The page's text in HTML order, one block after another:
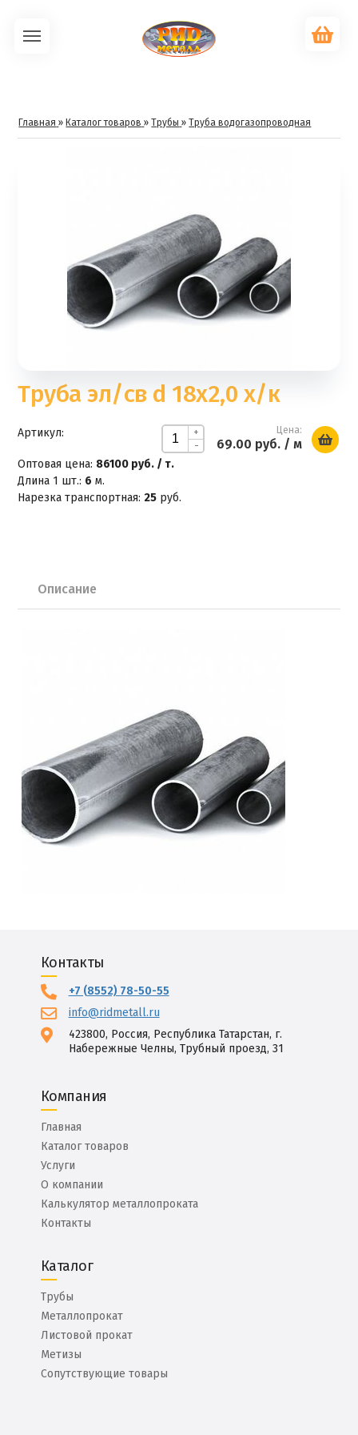
Главная » Каталог товаров »Трубы »Труба водогазопроводная
Труба эл/св d 18х2,0 х/к
+
-
Цена:
69.00 руб./ м
Артикул:
Оптовая цена: 86100 руб. / т.
Длина 1 шт.: 6 м.
Нарезка транспортная: 25 руб.
Описание
Контакты
+7 (8552) 78-50-55
info@ridmetall.ru
423800, Россия, Республика Татарстан, г.
Набережные Челны, Трубный проезд, 31
Компания
Главная
Каталог товаров
Услуги
О компании
Калькулятор металлопроката
Контакты
Каталог
Трубы
Металлопрокат
Листовой прокат
Метизы
Сопутствующие товары